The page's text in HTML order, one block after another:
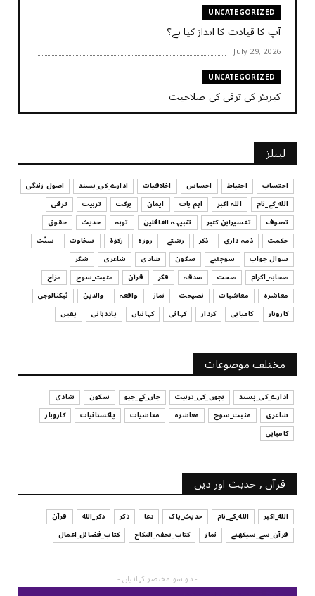
UNCATEGORIZED
آپ کا قیادت کا انداز کیا ہے؟
July 29, 2026
UNCATEGORIZED
کیریئر کی ترقی کی صلاحیت
July 29, 2026
UNCATEGORIZED
کیا آپ اپنے باس کو مؤثر طریقے سے منظم کر رہے ہیں
July 29, 2026
UNCATEGORIZED
اس وقت آپ کا موڈ کیسا ہے؟
July 29, 2026
UNCATEGORIZED
قرض لینے اور دینے میں ہوشیاری
July 29, 2026
آپ کا فیصلہ کرنے کا انداز
July 29, 2026
لیبلز
احتساب احتیاط احساس اخلاقیات ادارے_کی_پسند
اصول زندگی
الله_کے_نام
اللہ اکبر اہم بات ایمان برکت تربیت
ترقی
تصوف
تفسیرابن کثیر تنبیہہ الغافلین توبہ حدیث
حقوق
حکمت
ذمہ داری ذکر رشتے روزہ زکوٰۃ سخاوت
سنّت
سوال جواب
سوچئیے سکون شادی شاعری
شکر
صحابہ_اکرام
صحت صدقہ فکر قرآن مثبت_سوچ
مزاح
معاشرہ
معاشیات نصیحت نماز واقعہ والدین
ٹیکنالوجی
کاروبار
کامیابی کردار کہانی کہانیاں یاددہانی یقین
مختلف موضوعات
ادارے_کی_پسند بچوں_کی_تربیت جان_کے_جیو سکون
شادی
شاعری
مثبت_سوچ معاشرہ معاشیات پاکستانیات
کاروبار
کامیابی
قرآن , حدیث اور دین
الله_اکبر الله_کے_نام حدیث_پاک دعا ذکر ذکر_الله
قرآن
قرآن_سے_سیکھئے
نماز کتاب_تحفہ_النکاح کتاب_فضائل_اعمال
- دو سو مختصر کہانیاں -